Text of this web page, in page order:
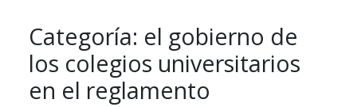
Categoría: el gobierno de
los colegios universitarios
en el reglamento